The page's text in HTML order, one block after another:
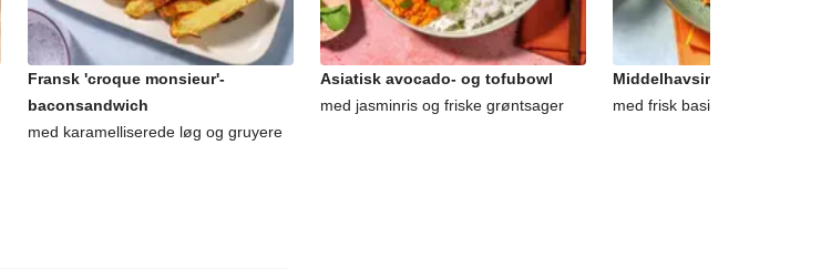
Fransk 'croque monsieur'-
baconsandwich
med karamelliserede løg og gruyere
Asiatisk avocado- og tofubowl
med jasminris og friske grøntsager
Middelhavsinspireret
med frisk basilikum og